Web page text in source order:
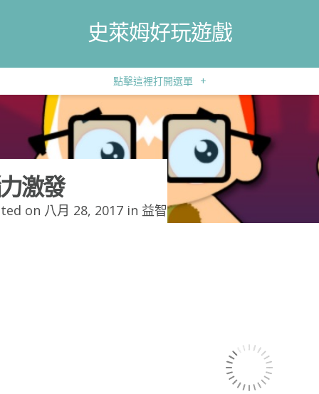
史萊姆好玩遊戲
點擊這裡打開選單 +
激發
on 八月 28, 2017 in 益智